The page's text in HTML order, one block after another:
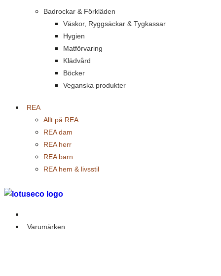
Badrockar & Förkläden
Väskor, Ryggsäckar & Tygkassar
Hygien
Matförvaring
Klädvård
Böcker
Veganska produkter
REA
Allt på REA
REA dam
REA herr
REA barn
REA hem & livsstil
Varumärken